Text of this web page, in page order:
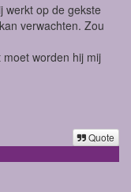
werkt op de gekste
verwachten. Zou
worden hij mij
Quote